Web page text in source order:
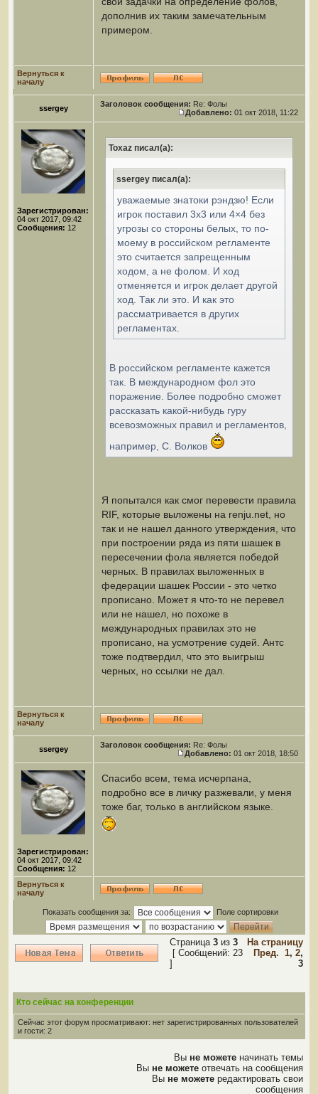
дополнив их таким замечательным
примером.
Вернуться к
началу
ssergey Заголовок сообщения: Re: Фолы
Добавлено: 01 окт 2018, 11:22
Зарегистрирован:
04 окт 2017, 09:42
Сообщения: 12
Toxaz писал(а):
ssergey писал(а):
уважаемые знатоки рэндзю! Если
игрок поставил 3х3 или 4×4 без
угрозы со стороны белых, то по-
моему в российском регламенте
это считается запрещенным
ходом, а не фолом. И ход
отменяется и игрок делает другой
ход. Так ли это. И как это
рассматривается в других
регламентах.
В российском регламенте кажется
так. В международном фол это
поражение. Более подробно сможет
рассказать какой-нибудь гуру
всевозможных правил и регламентов,
например, С. Волков
Я попытался как смог перевести правила
RIF, которые выложены на renju.net, но
так и не нашел данного утверждения, что
при построении ряда из пяти шашек в
пересечении фола является победой
черных. В правилах выложенных в
федерации шашек России - это четко
прописано. Может я что-то не перевел
или не нашел, но похоже в
международных правилах это не
прописано, на усмотрение судей. Антс
тоже подтвердил, что это выигрыш
черных, но ссылки не дал.
Вернуться к
началу
ssergey Заголовок сообщения: Re: Фолы
Добавлено: 01 окт 2018, 18:50
Зарегистрирован:
04 окт 2017, 09:42
Сообщения: 12
Спасибо всем, тема исчерпана,
подробно все в личку разжевали, у меня
тоже баг, только в английском языке.
Вернуться к
началу
Показать сообщения за: Поле сортировки
Страница 3 из 3
[ Сообщений: 23
]
На страницу
Пред. 1, 2,
3
Кто сейчас на конференции
Сейчас этот форум просматривают: нет зарегистрированных пользователей
и гости: 2
Вы не можете начинать темы
Вы не можете отвечать на сообщения
Вы не можете редактировать свои
сообщения